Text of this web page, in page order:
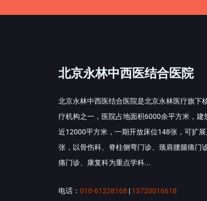
北京永林中西医结合医院
北京永林中西医结合医院是北京永林医疗旗下
疗机构之一，医院占地面积6000余平方米，建
近12000平方米，一期开放床位148张，可扩
张，以骨伤科、脊柱侧弯门诊、颈肩腰腿痛门
痛门诊、康复科为重点学科...
电话： 010-61228168 | 13720016618